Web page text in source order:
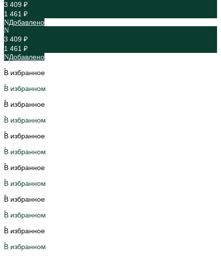
3 409 ₽
1 461 ₽
Добавлено
3 409 ₽
1 461 ₽
Добавлено
В избранное
В избранном
В избранное
В избранном
В избранное
В избранном
В избранное
В избранном
В избранное
В избранном
В избранное
В избранном